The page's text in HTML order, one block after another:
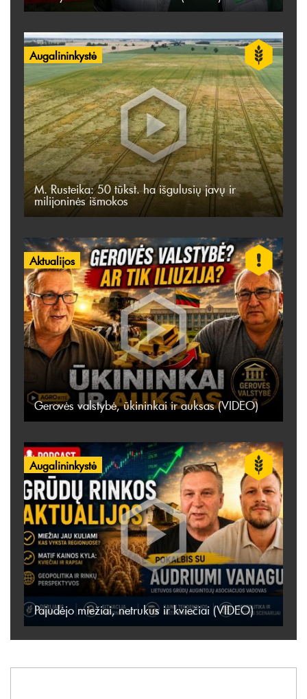
Augalininkystė
M. Rusteika: 50 tūkst. ha išgulusių javų ir
milijoninės išmokos
Aktualijos
Gerovės valstybė, ūkininkai ir auksas (VIDEO)
Augalininkystė
Pajudėjo miežiai, netrukus ir kviečiai (VIDEO)